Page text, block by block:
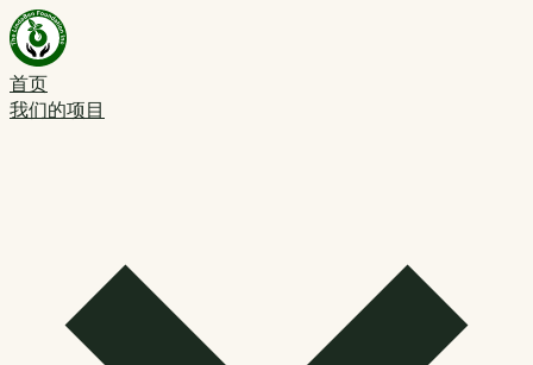
首页
我们的项目